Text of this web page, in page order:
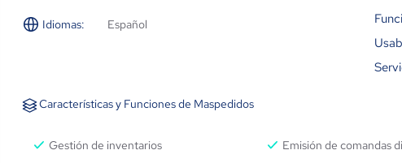
Idiomas: Español
Características y Funciones de Maspedidos
Gestión de inventarios Emisión de comandas